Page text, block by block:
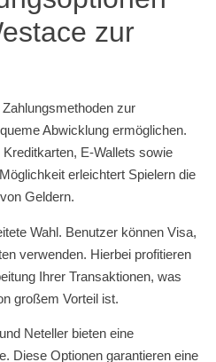
zur
zur
Abwicklung ermöglichen.
E-Wallets sowie
erleichtert Spielern die
Geldern.
Wahl. Benutzer können Visa,
verwenden. Hierbei profitieren
Ihrer Transaktionen, was
großem Vorteil ist.
Neteller bieten eine
Diese Optionen garantieren eine